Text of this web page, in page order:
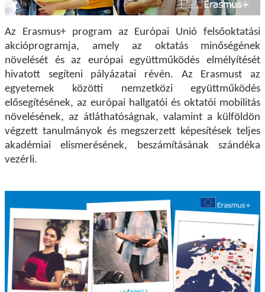
Az Erasmus+ program az Európai Unió felsőoktatási
akcióprogramja, amely az oktatás minőségének
növelését és az európai együttműködés elmélyítését
hivatott segíteni pályázatai révén. Az Erasmust az
egyetemek közötti nemzetközi együttműködés
elősegítésének, az európai hallgatói és oktatói mobilitás
növelésének, az átláthatóságnak, valamint a külföldön
végzett tanulmányok és megszerzett képesítések teljes
akadémiai elismerésének, beszámításának szándéka
vezérli.